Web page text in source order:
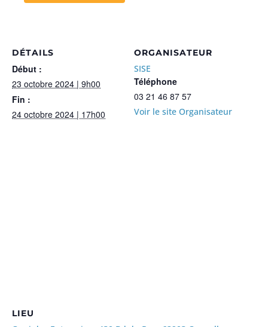
DÉTAILS
Début :
23 octobre 2024 | 9h00
Fin :
24 octobre 2024 | 17h00
ORGANISATEUR
SISE
Téléphone
03 21 46 87 57
Voir le site Organisateur
LIEU